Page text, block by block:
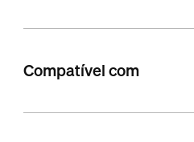
Compatível com